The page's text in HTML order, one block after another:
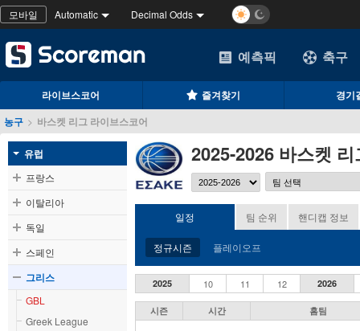
모바일 Automatic Decimal Odds
예측픽 축구
라이브스코어 즐겨찾기
경기
농구 > 바스켓 리그 라이브스코어
유럽
프랑스
이탈리아
독일
스페인
그리스
GBL
Greek League
2025-2026 바스켓 리
일정 팀 순위 핸디캡 정보
정규시즌 플레이오프
2025 10 11 12 2026
시즌 시간 홈팀